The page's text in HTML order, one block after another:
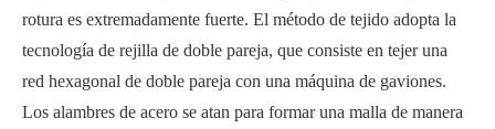
rotura es extremadamente fuerte. El método de tejido adopta la
tecnología de rejilla de doble pareja, que consiste en tejer una
red hexagonal de doble pareja con una máquina de gaviones.
Los alambres de acero se atan para formar una malla de manera